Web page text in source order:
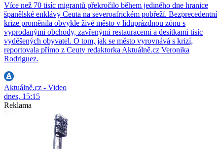
Více než 70 tisíc migrantů překročilo během jediného dne hranice
španělské enklávy Ceuta na severoafrickém pobřeží. Bezprecedentní
krize proměnila obvykle živé město v liduprázdnou zónu s
vyprodanými obchody, zavřenými restauracemi a desítkami tisíc
vyděšených obyvatel. O tom, jak se město vyrovnává s krizí,
reportovala přímo z Ceuty redaktorka Aktuálně.cz Veronika
Rodriguez.
Aktuálně.cz - Video
dnes, 15:15
Reklama